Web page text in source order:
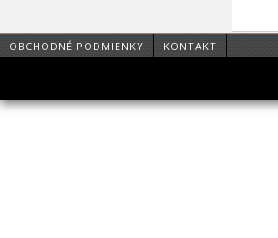
OBCHODNÉ PODMIENKY KONTAKT